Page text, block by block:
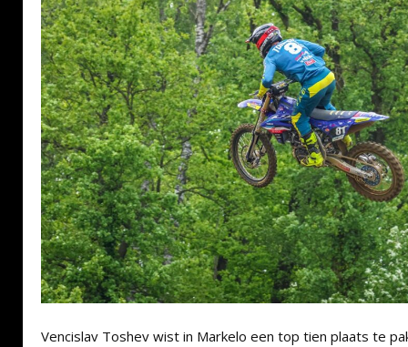
Vencislav Toshev wist in Markelo een top tien plaats te